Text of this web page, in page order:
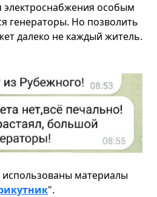
электроснабжения особым
генераторы. Но позволить
далеко не каждый житель.
материалы
".